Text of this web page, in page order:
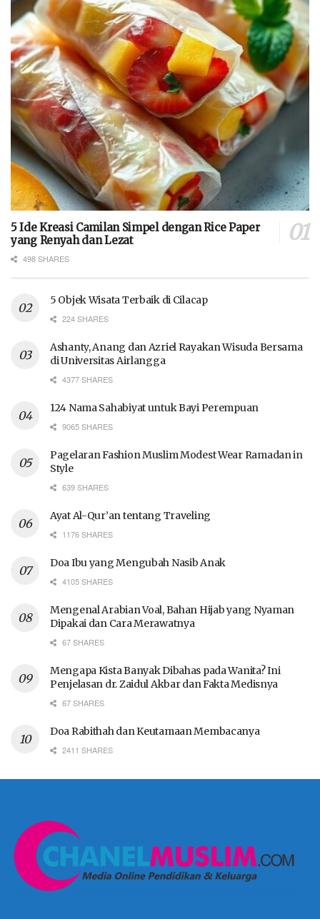
5 Ide Kreasi Camilan Simpel dengan Rice Paper
yang Renyah dan Lezat
498 SHARES
5 Objek Wisata Terbaik di Cilacap
224 SHARES
Ashanty, Anang dan Azriel Rayakan Wisuda Bersama
di Universitas Airlangga
4377 SHARES
124 Nama Sahabiyat untuk Bayi Perempuan
9065 SHARES
Pagelaran Fashion Muslim Modest Wear Ramadan in
Style
639 SHARES
Ayat Al-Qur’an tentang Traveling
1176 SHARES
Doa Ibu yang Mengubah Nasib Anak
4105 SHARES
Mengenal Arabian Voal, Bahan Hijab yang Nyaman
Dipakai dan Cara Merawatnya
67 SHARES
Mengapa Kista Banyak Dibahas pada Wanita? Ini
Penjelasan dr. Zaidul Akbar dan Fakta Medisnya
67 SHARES
Doa Rabithah dan Keutamaan Membacanya
2411 SHARES